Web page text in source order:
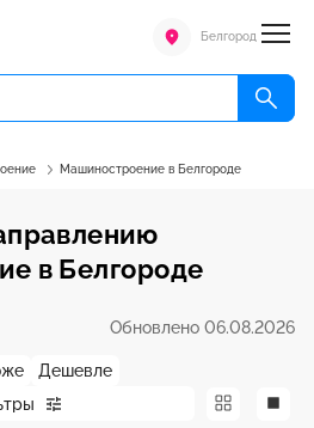
Белгород
Машиностроение в Белгороде
в Белгороде
Обновлено 06.08.2026
Дешевле